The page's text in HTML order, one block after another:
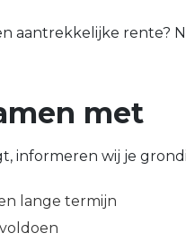
aantrekkelijke rente?
met
informeren wij je
lange termijn